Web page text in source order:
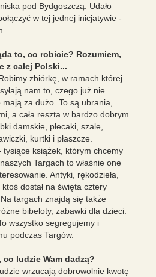
pod Bydgoszczą. Udało
w tej jednej inicjatywie -
to, co robicie? Rozumiem,
z całej Polski...
zbiórkę, w ramach której
nam to, czego już nie
za dużo. To są ubrania,
a cała reszta w bardzo dobrym
damskie, plecaki, szale,
kurtki i płaszcze.
tysiące książek, którym chcemy
Targach to właśnie one
Antyki, rękodzieła,
dostał na święta cztery
targach znajdą się także
bibeloty, zabawki dla dzieci.
wszystko segregujemy i
podczas Targów.
ludzie Wam dadzą?
wrzucają dobrowolnie kwotę